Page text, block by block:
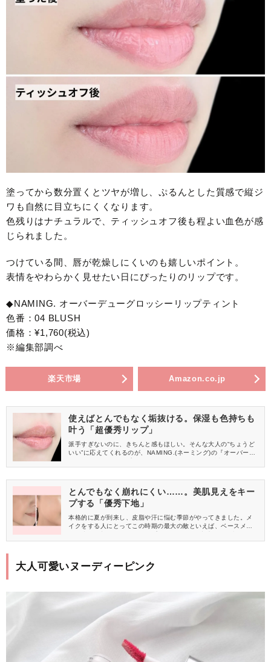
塗ってから数分置くとツヤが増し、ぷるんとした質感で縦ジ
ワも自然に目立ちにくくなります。
色残りはナチュラルで、ティッシュオフ後も程よい血色が感
じられました。
つけている間、唇が乾燥しにくいのも嬉しいポイント。
表情をやわらかく見せたい日にぴったりのリップです。
◆NAMING. オーバーデューグロッシーリップティント
色番：04 BLUSH
価格：¥1,760(税込)
※編集部調べ
楽天市場 Amazon.co.jp
使えばとんでもなく垢抜ける。保湿も色持ちも
叶う「超優秀リップ」
派手すぎないのに、きちんと感もほしい。そんな大人の“ちょうど
いい”に応えてくれるのが、NAMING.(ネーミング)の『オーバーデ
上品な抜け感を添えられるリップです。今回は、ほどよい血色を
とんでもなく崩れにくい……。美肌見えをキー
プする「優秀下地」
本格的に夏が到来し、皮脂や汗に悩む季節がやってきました。メ
イクをする人にとってこの時期の最大の敵といえば、ベースメイ
過ごしたいものですよね。夏の紫外線から肌を守りつつ、きちん
大人可愛いヌーディーピンク